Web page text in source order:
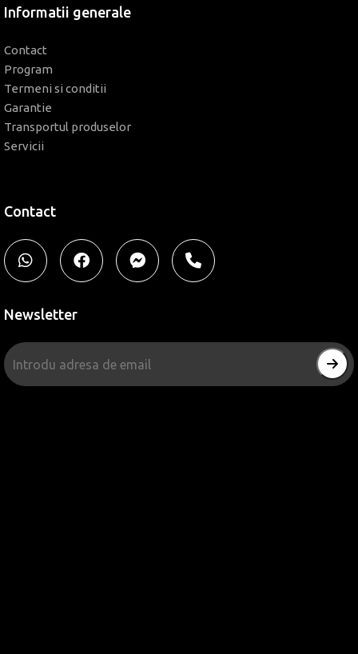
Informatii generale
Contact
Program
Termeni si conditii
Garantie
Transportul produselor
Servicii
Contact
Newsletter